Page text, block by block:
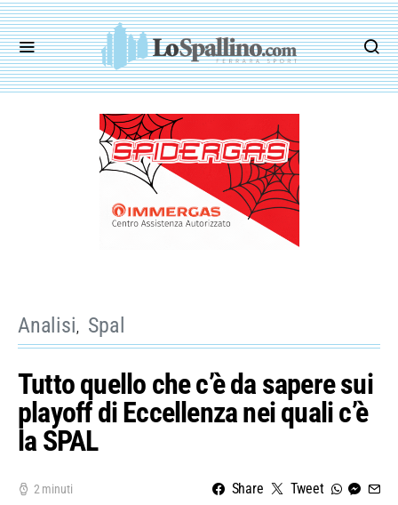
Analisi Spal
Tutto quello che c’è da sapere sui
playoff di Eccellenza nei quali c’è
la SPAL
2 minuti Share Tweet